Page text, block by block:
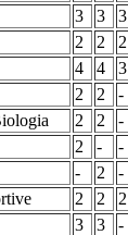
3 3 3
2 2 2
4 4 3
2 2 -
2 2 -
2 - -
- 2 -
2 2 2
3 3 -